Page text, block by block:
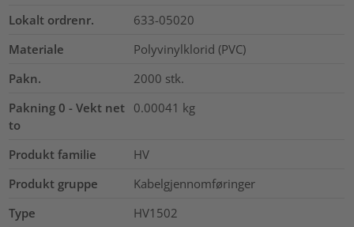
Lokalt ordrenr.
633-05020
Materiale
Polyvinylklorid (PVC)
Pakn.
2000 stk.
Pakning 0 - Vekt net
to
0.00041 kg
Produkt familie
HV
Produkt gruppe
Kabelgjennomføringer
Type
HV1502